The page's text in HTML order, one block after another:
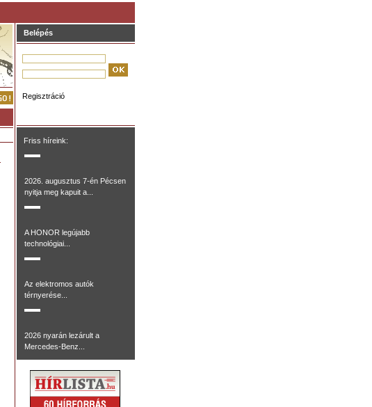
Belépés
Regisztráció
Friss híreink:
2026. augusztus 7-én Pécsen
nyitja meg kapuit a...
A HONOR legújabb
technológiai...
Az elektromos autók
térnyerése...
2026 nyarán lezárult a
Mercedes-Benz...